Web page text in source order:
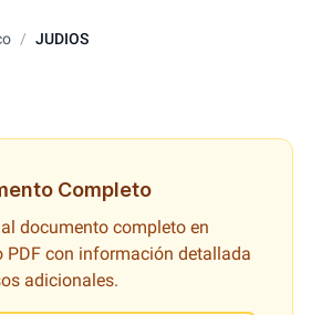
/ JUDIOS
Completo
documento completo en
PDF con información detallada
adicionales.